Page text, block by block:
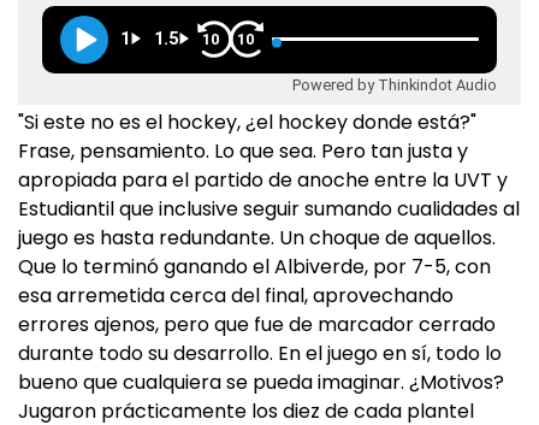
1 1.5 10 10
Powered by Thinkindot Audio
"Si este no es el hockey, ¿el hockey donde está?"
Frase, pensamiento. Lo que sea. Pero tan justa y
apropiada para el partido de anoche entre la UVT y
Estudiantil que inclusive seguir sumando cualidades al
juego es hasta redundante. Un choque de aquellos.
Que lo terminó ganando el Albiverde, por 7-5, con
esa arremetida cerca del final, aprovechando
errores ajenos, pero que fue de marcador cerrado
durante todo su desarrollo. En el juego en sí, todo lo
bueno que cualquiera se pueda imaginar. ¿Motivos?
Jugaron prácticamente los diez de cada plantel